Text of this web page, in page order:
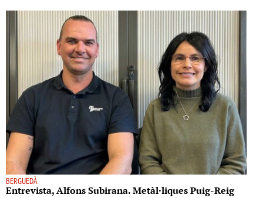
BERGUEDÀ
Entrevista, Alfons Subirana. Metàl·liques Puig-Reig